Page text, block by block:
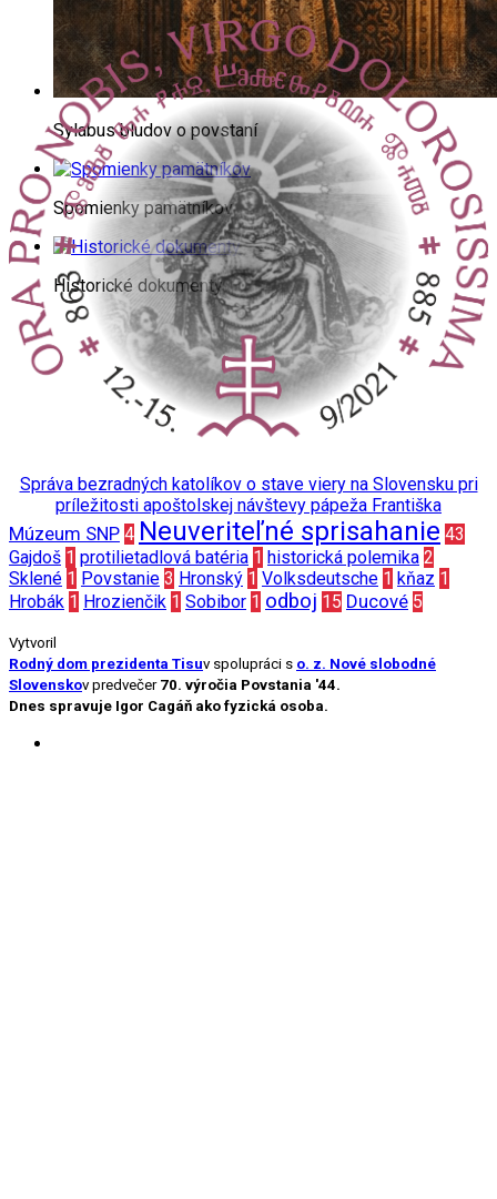
Sylabus bludov o povstaní
Spomienky pamätníkov
Historické dokumenty
Správa bezradných katolíkov o stave viery na Slovensku pri
príležitosti apoštolskej návštevy pápeža Františka
Múzeum SNP 4 Neuveriteľné sprisahanie 43
Gajdoš 1 protilietadlová batéria 1 historická polemika 2
Sklené 1 Povstanie 3 Hronský 1 Volksdeutsche 1 kňaz 1
Hrobák 1 Hrozienčik 1 Sobibor 1 odboj 15 Ducové 5
Vytvoril
Rodný dom prezidenta Tisuv spolupráci s o. z. Nové slobodné
Slovenskov predvečer 70. výročia Povstania '44.
Dnes spravuje Igor Cagáň ako fyzická osoba.